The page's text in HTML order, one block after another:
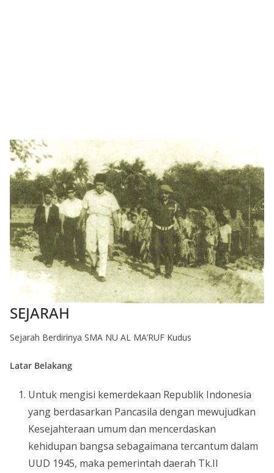
SEJARAH
Sejarah Berdirinya SMA NU AL MA’RUF Kudus
Latar Belakang
Untuk mengisi kemerdekaan Republik Indonesia
yang berdasarkan Pancasila dengan mewujudkan
Kesejahteraan umum dan mencerdaskan
kehidupan bangsa sebagaimana tercantum dalam
UUD 1945, maka pemerintah daerah Tk.II